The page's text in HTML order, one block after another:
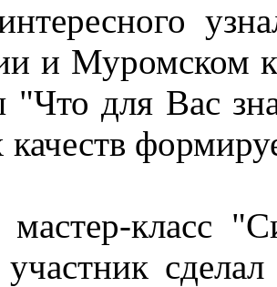
и Муромском
"Что для Вас
качеств
класс